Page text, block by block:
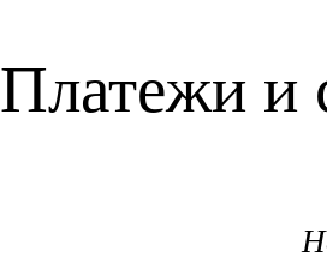
Платежи и